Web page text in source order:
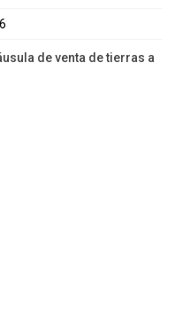
de venta de tierras a